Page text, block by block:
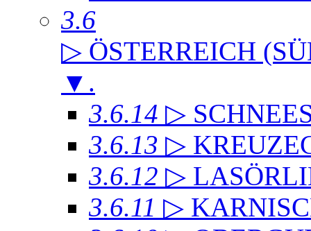
3.6
▷ ÖSTERREICH
▼ .
3.6.14 ▷
3.6.13 ▷
3.6.12 ▷
3.6.11 ▷